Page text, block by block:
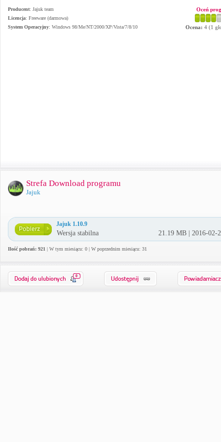
Producent: Jajuk team
Licencja: Freeware (darmowa)
System Operacyjny: Windows 98/Me/NT/2000/XP/Vista/7/8/10
Oceń
Ocena: 4 (1
Strefa Download programu
Jajuk
Jajuk 1.10.9
Wersja stabilna 21.19 MB | 2016-02-
Ilość pobrań: 921 | W tym miesiącu: 0 | W poprzednim miesiącu: 31
0